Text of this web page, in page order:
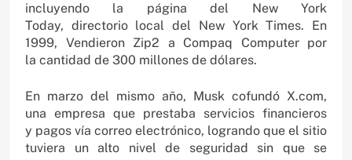
incluyendo la página del New York
Today, directorio local del New York Times. En
1999, Vendieron Zip2 a Compaq Computer por
la cantidad de 300 millones de dólares.
En marzo del mismo año, Musk cofundó X.com,
una empresa que prestaba servicios financieros
y pagos vía correo electrónico, logrando que el sitio
tuviera un alto nivel de seguridad sin que se